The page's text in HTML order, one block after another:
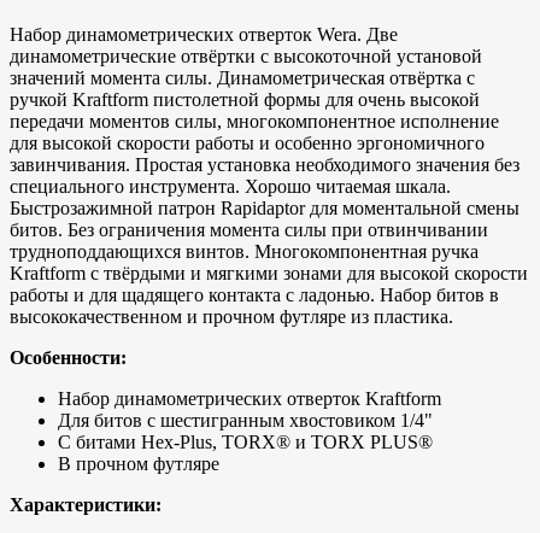
Набор динамометрических отверток Wera. Две
динамометрические отвёртки с высокоточной установой
значений момента силы. Динамометрическая отвёртка с
ручкой Kraftform пистолетной формы для очень высокой
передачи моментов силы, многокомпонентное исполнение
для высокой скорости работы и особенно эргономичного
завинчивания. Простая установка необходимого значения без
специального инструмента. Хорошо читаемая шкала.
Быстрозажимной патрон Rapidaptor для моментальной смены
битов. Без ограничения момента силы при отвинчивании
трудноподдающихся винтов. Многокомпонентная ручка
Kraftform с твёрдыми и мягкими зонами для высокой скорости
работы и для щадящего контакта с ладонью. Набор битов в
высококачественном и прочном футляре из пластика.
Особенности:
Набор динамометрических отверток Kraftform
Для битов с шестигранным хвостовиком 1/4"
С битами Hex-Plus, TORX® и TORX PLUS®
В прочном футляре
Характеристики: